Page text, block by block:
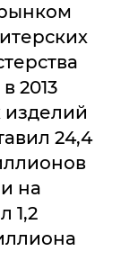
2013
изделий
24,4
на
1,2